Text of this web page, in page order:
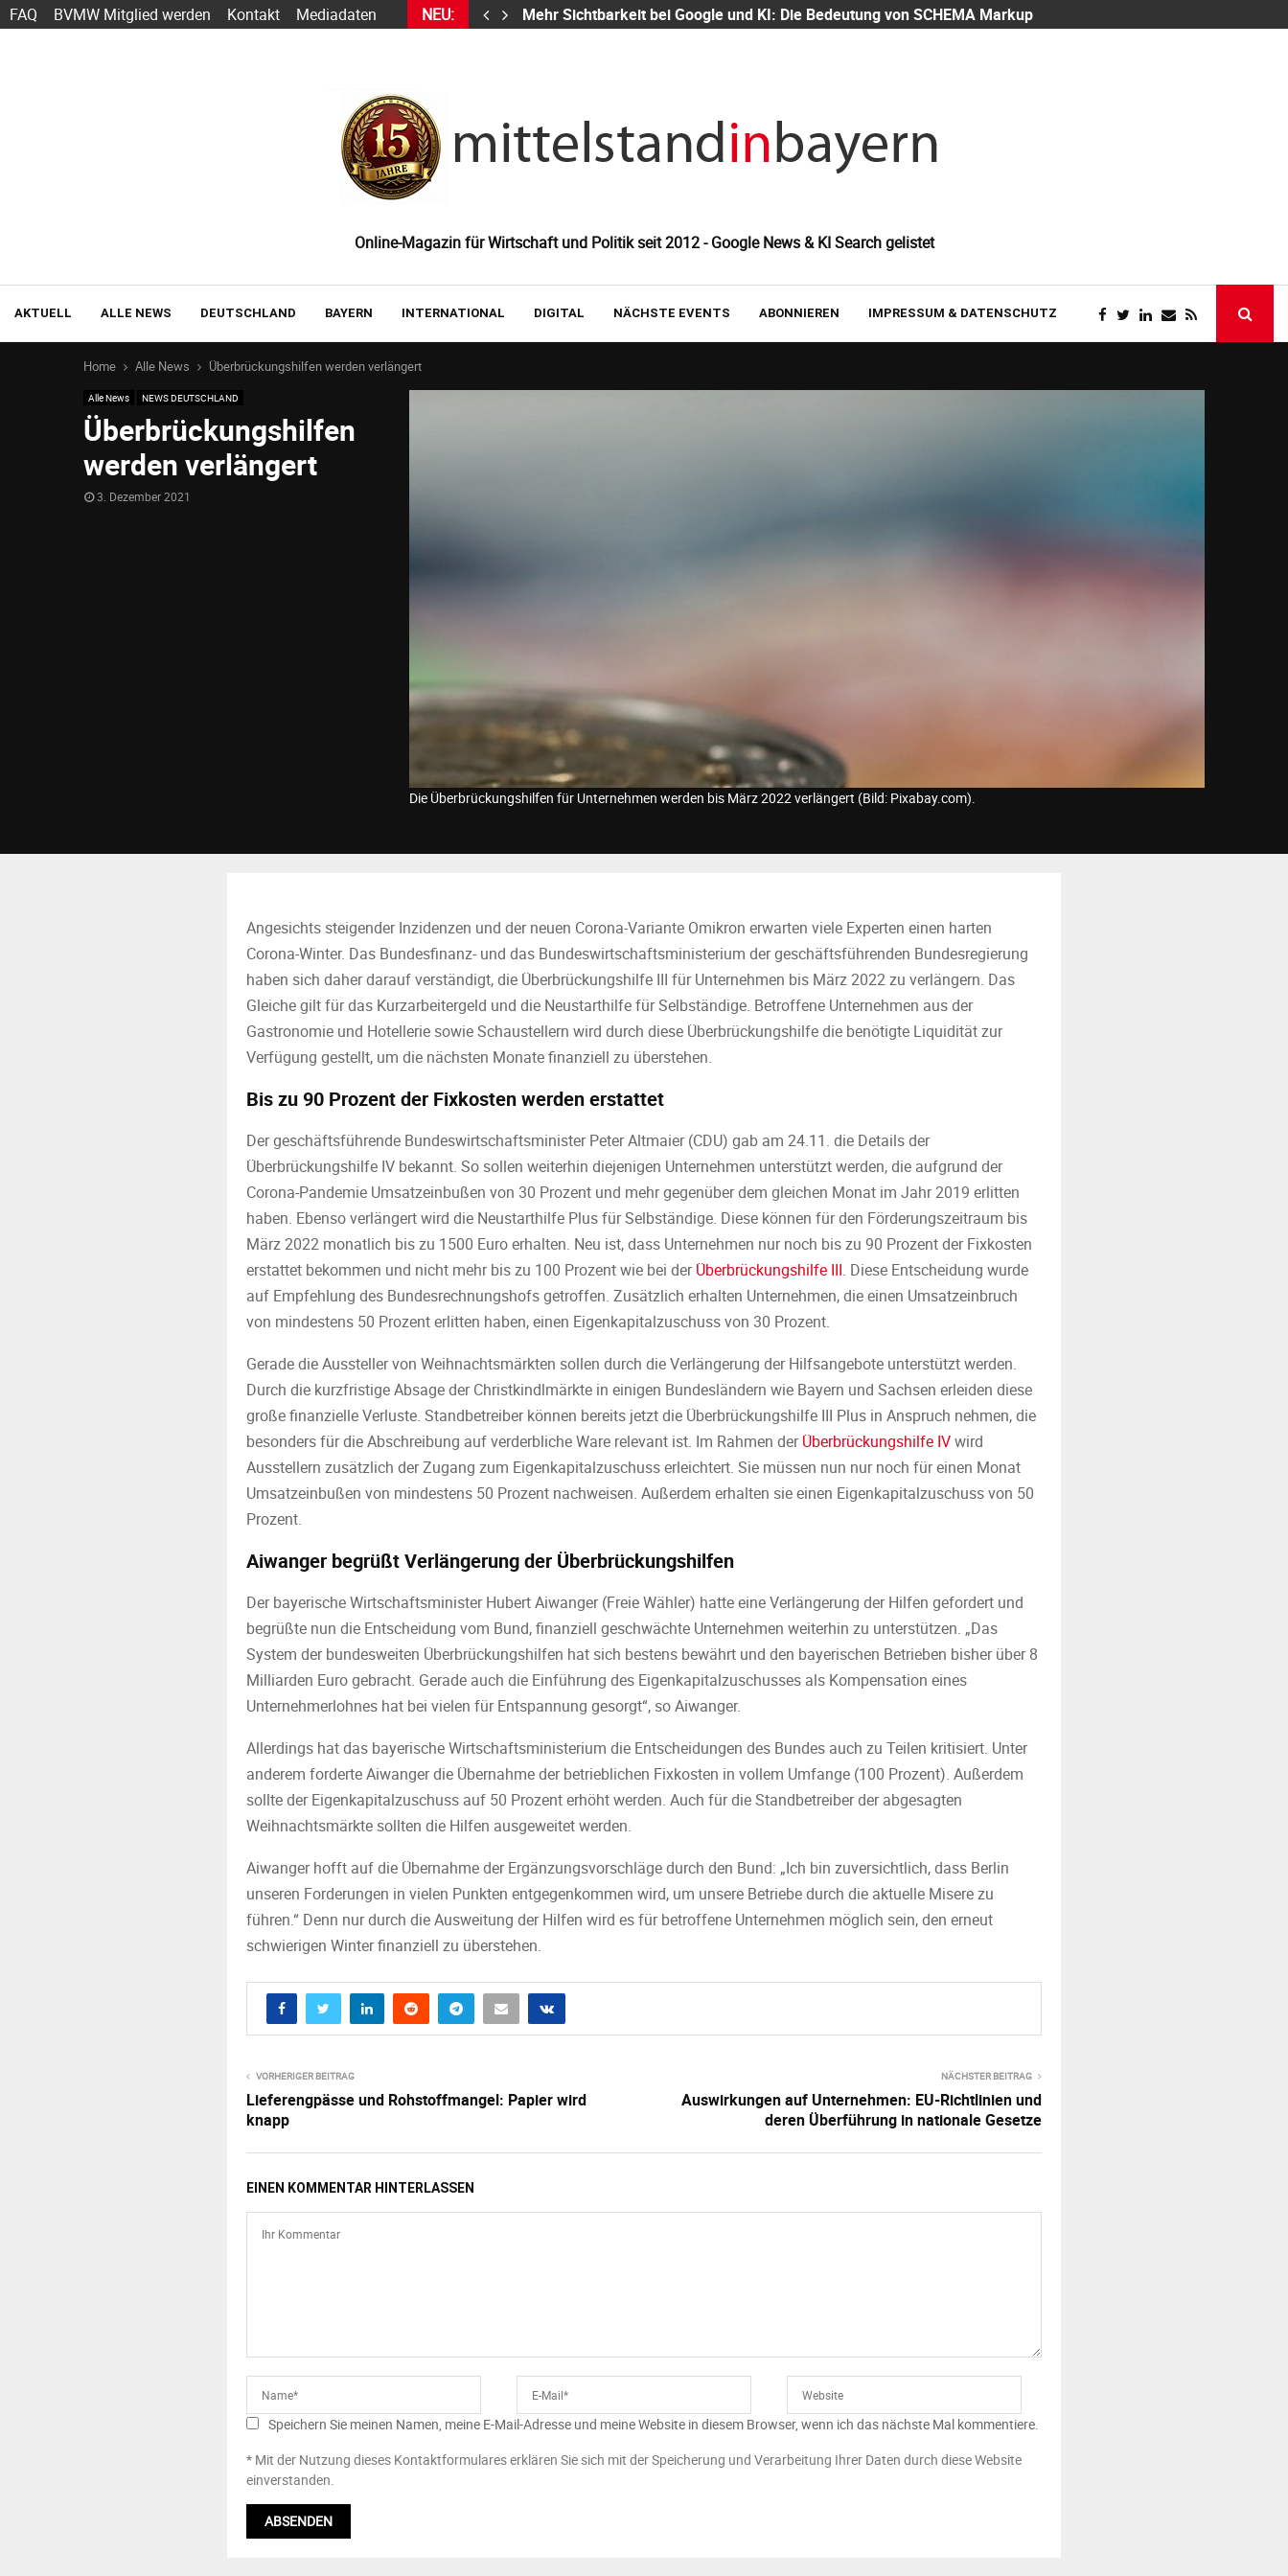
FAQ BVMW Mitglied werden Kontakt Mediadaten NEU:
heute schon funktioniert — und wie der Einstieg gelingt Mehr Sichtbarkeit bei Google und KI: Die Bedeutung von SCHEMA Markup
Online-Magazin für Wirtschaft und Politik seit 2012 - Google News & KI Search gelistet
AKTUELL ALLE NEWS DEUTSCHLAND BAYERN INTERNATIONAL DIGITAL NÄCHSTE EVENTS ABONNIEREN IMPRESSUM & DATENSCHUTZ
Home Alle News Überbrückungshilfen werden verlängert
Alle News NEWS DEUTSCHLAND
Überbrückungshilfen
werden verlängert
3. Dezember 2021
Die Überbrückungshilfen für Unternehmen werden bis März 2022 verlängert (Bild: Pixabay.com).
Angesichts steigender Inzidenzen und der neuen Corona-Variante Omikron erwarten viele Experten einen harten
Corona-Winter. Das Bundesfinanz- und das Bundeswirtschaftsministerium der geschäftsführenden Bundesregierung
haben sich daher darauf verständigt, die Überbrückungshilfe III für Unternehmen bis März 2022 zu verlängern. Das
Gleiche gilt für das Kurzarbeitergeld und die Neustarthilfe für Selbständige. Betroffene Unternehmen aus der
Gastronomie und Hotellerie sowie Schaustellern wird durch diese Überbrückungshilfe die benötigte Liquidität zur
Verfügung gestellt, um die nächsten Monate finanziell zu überstehen.
Bis zu 90 Prozent der Fixkosten werden erstattet
Der geschäftsführende Bundeswirtschaftsminister Peter Altmaier (CDU) gab am 24.11. die Details der
Überbrückungshilfe IV bekannt. So sollen weiterhin diejenigen Unternehmen unterstützt werden, die aufgrund der
Corona-Pandemie Umsatzeinbußen von 30 Prozent und mehr gegenüber dem gleichen Monat im Jahr 2019 erlitten
haben. Ebenso verlängert wird die Neustarthilfe Plus für Selbständige. Diese können für den Förderungszeitraum bis
März 2022 monatlich bis zu 1500 Euro erhalten. Neu ist, dass Unternehmen nur noch bis zu 90 Prozent der Fixkosten
erstattet bekommen und nicht mehr bis zu 100 Prozent wie bei derÜberbrückungshilfe III. Diese Entscheidung wurde
auf Empfehlung des Bundesrechnungshofs getroffen. Zusätzlich erhalten Unternehmen, die einen Umsatzeinbruch
von mindestens 50 Prozent erlitten haben, einen Eigenkapitalzuschuss von 30 Prozent.
Gerade die Aussteller von Weihnachtsmärkten sollen durch die Verlängerung der Hilfsangebote unterstützt werden.
Durch die kurzfristige Absage der Christkindlmärkte in einigen Bundesländern wie Bayern und Sachsen erleiden diese
große finanzielle Verluste. Standbetreiber können bereits jetzt die Überbrückungshilfe III Plus in Anspruch nehmen, die
besonders für die Abschreibung auf verderbliche Ware relevant ist. Im Rahmen derÜberbrückungshilfe IVwird
Ausstellern zusätzlich der Zugang zum Eigenkapitalzuschuss erleichtert. Sie müssen nun nur noch für einen Monat
Umsatzeinbußen von mindestens 50 Prozent nachweisen. Außerdem erhalten sie einen Eigenkapitalzuschuss von 50
Prozent.
Aiwanger begrüßt Verlängerung der Überbrückungshilfen
Der bayerische Wirtschaftsminister Hubert Aiwanger (Freie Wähler) hatte eine Verlängerung der Hilfen gefordert und
begrüßte nun die Entscheidung vom Bund, finanziell geschwächte Unternehmen weiterhin zu unterstützen. „Das
System der bundesweiten Überbrückungshilfen hat sich bestens bewährt und den bayerischen Betrieben bisher über 8
Milliarden Euro gebracht. Gerade auch die Einführung des Eigenkapitalzuschusses als Kompensation eines
Unternehmerlohnes hat bei vielen für Entspannung gesorgt“, so Aiwanger.
Allerdings hat das bayerische Wirtschaftsministerium die Entscheidungen des Bundes auch zu Teilen kritisiert. Unter
anderem forderte Aiwanger die Übernahme der betrieblichen Fixkosten in vollem Umfange (100 Prozent). Außerdem
sollte der Eigenkapitalzuschuss auf 50 Prozent erhöht werden. Auch für die Standbetreiber der abgesagten
Weihnachtsmärkte sollten die Hilfen ausgeweitet werden.
Aiwanger hofft auf die Übernahme der Ergänzungsvorschläge durch den Bund: „Ich bin zuversichtlich, dass Berlin
unseren Forderungen in vielen Punkten entgegenkommen wird, um unsere Betriebe durch die aktuelle Misere zu
führen.“ Denn nur durch die Ausweitung der Hilfen wird es für betroffene Unternehmen möglich sein, den erneut
schwierigen Winter finanziell zu überstehen.
VORHERIGER BEITRAG
Lieferengpässe und Rohstoffmangel: Papier wird
knapp
NÄCHSTER BEITRAG
Auswirkungen auf Unternehmen: EU-Richtlinien und
deren Überführung in nationale Gesetze
EINEN KOMMENTAR HINTERLASSEN
Speichern Sie meinen Namen, meine E-Mail-Adresse und meine Website in diesem Browser, wenn ich das nächste Mal kommentiere.
* Mit der Nutzung dieses Kontaktformulares erklären Sie sich mit der Speicherung und Verarbeitung Ihrer Daten durch diese Website
einverstanden.